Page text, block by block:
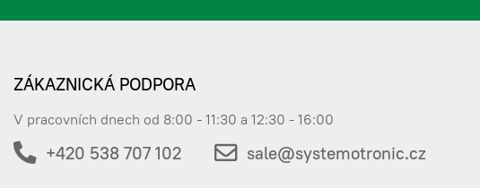
ZÁKAZNICKÁ PODPORA
V pracovních dnech od 8:00 - 11:30 a 12:30 - 16:00
+420 538 707 102 sale@systemotronic.cz